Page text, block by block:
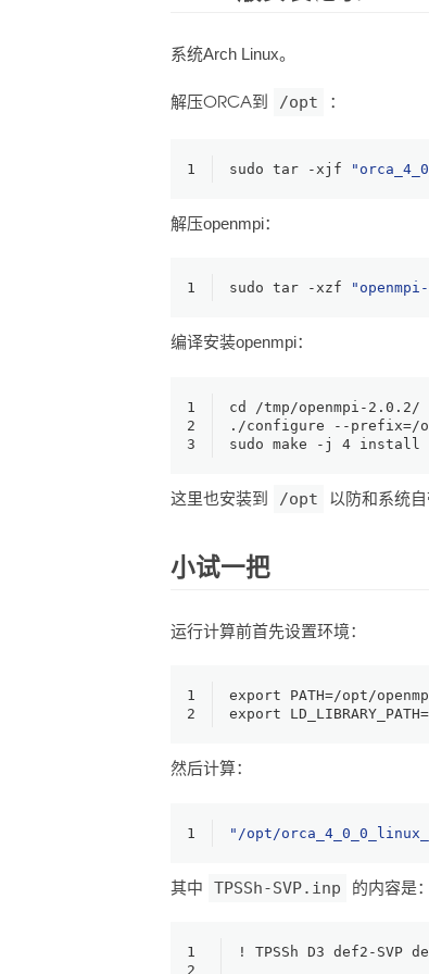
系统Arch Linux。
解压ORCA到 /opt ：
1 sudo tar -xjf
解压openmpi：
1 sudo tar -xzf
编译安装openmpi：
1
2
3
cd
/tmp/openmpi-2.0.2/
./configure --prefix=/
sudo make -j 4 install
这里也安装到 /opt 以防和系统自
小试一把
运行计算前首先设置环境：
1
2
export PATH=/opt/
export
然后计算：
1 "/opt/
其中 TPSSh-SVP.inp 的内容是：
1
2
! TPSSh D3 def2-SVP